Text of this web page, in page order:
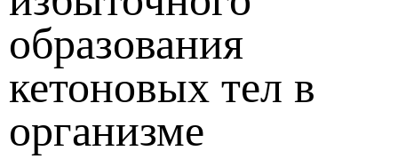
образования
кетоновых тел в
организме